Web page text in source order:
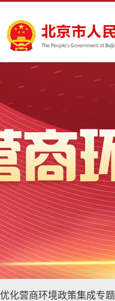
优化营商环境政策集成专题